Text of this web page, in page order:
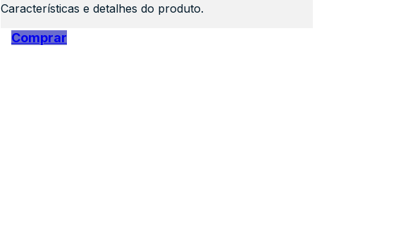
Características e detalhes do produto.
Comprar